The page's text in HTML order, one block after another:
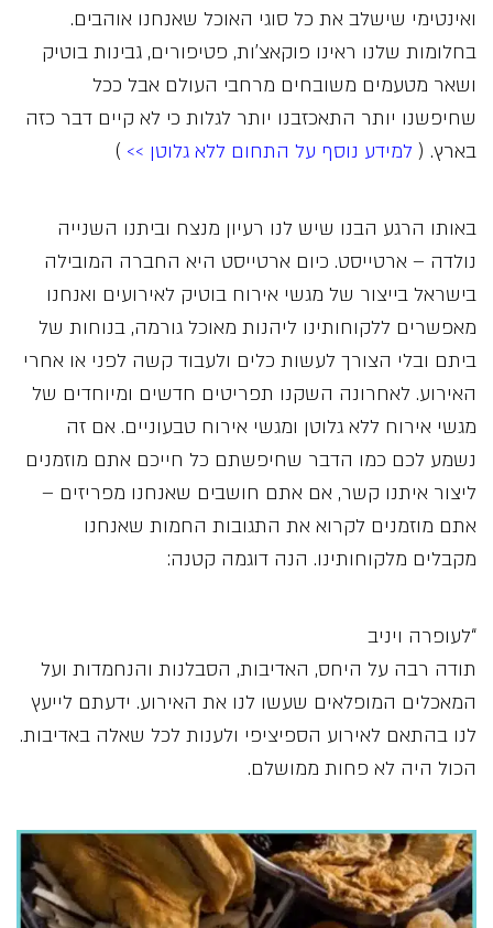
ואינטימי שישלב את כל סוגי האוכל שאנחנו אוהבים.
בחלומות שלנו ראינו פוקאצ’ות, פטיפורים, גבינות בוטיק
ושאר מטעמים משובחים מרחבי העולם אבל ככל
שחיפשנו יותר התאכזבנו יותר לגלות כי לא קיים דבר כזה
בארץ. ( למידע נוסף על התחום ללא גלוטן >> )
באותו הרגע הבנו שיש לנו רעיון מנצח וביתנו השנייה
נולדה – ארטייסט. כיום ארטייסט היא החברה המובילה
בישראל בייצור של מגשי אירוח בוטיק לאירועים ואנחנו
מאפשרים ללקוחותינו ליהנות מאוכל גורמה, בנוחות של
ביתם ובלי הצורך לעשות כלים ולעבוד קשה לפני או אחרי
האירוע. לאחרונה השקנו תפריטים חדשים ומיוחדים של
מגשי אירוח ללא גלוטן ומגשי אירוח טבעוניים. אם זה
נשמע לכם כמו הדבר שחיפשתם כל חייכם אתם מוזמנים
ליצור איתנו קשר, אם אתם חושבים שאנחנו מפריזים –
אתם מוזמנים לקרוא את התגובות החמות שאנחנו
מקבלים מלקוחותינו. הנה דוגמה קטנה:
“לעופרה ויניב
תודה רבה על היחס, האדיבות, הסבלנות והנחמדות ועל
המאכלים המופלאים שעשו לנו את האירוע. ידעתם לייעץ
לנו בהתאם לאירוע הספיציפי ולענות לכל שאלה באדיבות.
הכול היה לא פחות ממושלם.